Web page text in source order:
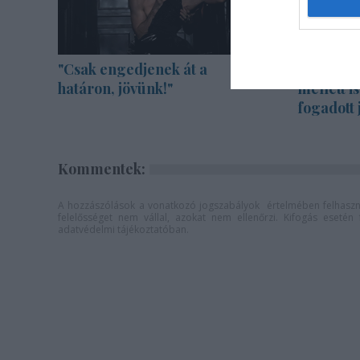
"Csak engedjenek át a
határon, jövünk!"
A
mellett
fogadott
Kommentek: